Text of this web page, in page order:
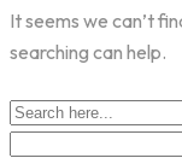
It seems we can’t
searching can help.